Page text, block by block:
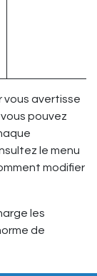
vous avertisse
pouvez
le menu
modifier
les
de